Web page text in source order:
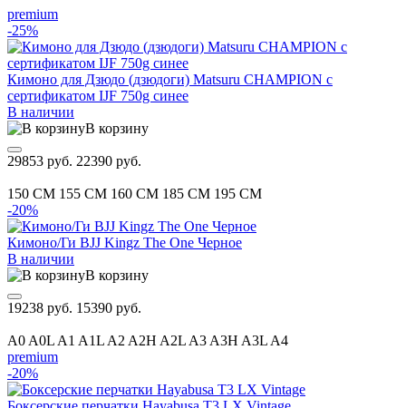
premium
-25%
Кимоно для Дзюдо (дзюдоги) Matsuru CHAMPION с
сертификатом IJF 750g синее
В наличии
В корзину
29853 руб. 22390 руб.
150 CM 155 CM 160 CM 185 CM 195 CM
-20%
Кимоно/Ги BJJ Kingz The One Черное
В наличии
В корзину
19238 руб. 15390 руб.
A0 A0L A1 A1L A2 A2H A2L A3 A3H A3L A4
premium
-20%